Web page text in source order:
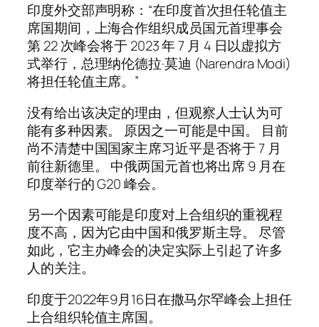
印度外交部声明称：“在印度首次担任轮值主
席国期间，上海合作组织成员国元首理事会
第 22 次峰会将于 2023 年 7 月 4 日以虚拟方
式举行，总理纳伦德拉·莫迪 (Narendra Modi)
将担任轮值主席。”
没有给出该决定的理由，但观察人士认为可
能有多种因素。 原因之一可能是中国。 目前
尚不清楚中国国家主席习近平是否将于 7 月
前往新德里。 中俄两国元首也将出席 9 月在
印度举行的 G20 峰会。
另一个因素可能是印度对上合组织的重视程
度不高，因为它由中国和俄罗斯主导。 尽管
如此，它主办峰会的决定实际上引起了许多
人的关注。
印度于2022年9月16日在撒马尔罕峰会上担任
上合组织轮值主席国。